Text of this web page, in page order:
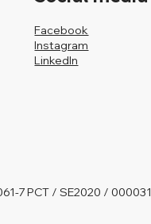
Facebook
Instagram
LinkedIn
7 PCT / SE2020 / 000031